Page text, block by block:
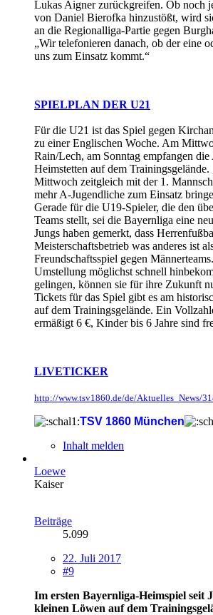
Lukas Aigner zurückgreifen. Ob noch
von Daniel Bierofka hinzustößt, wird
an die Regionalliga-Partie gegen
„Wir telefonieren danach, ob der eine
uns zum Einsatz kommt.“
SPIELPLAN DER U21
Für die U21 ist das Spiel gegen
zu einer Englischen Woche. Am
Rain/Lech, am Sonntag empfangen
Heimstetten auf dem
Mittwoch zeitgleich mit der 1.
mehr A-Jugendliche zum Einsatz
Gerade für die U19-Spieler, die den
Teams stellt, sei die Bayernliga eine
Jungs haben gemerkt, dass
Meisterschaftsbetrieb was anderes ist
Freundschaftsspiel gegen
Umstellung möglichst schnell
gelingen, können sie für ihre Zukunft
Tickets für das Spiel gibt es am
auf dem Trainingsgelände. Ein
ermäßigt 6 €, Kinder bis 6 Jahre sind
LIVETICKER
http://www.tsv1860.de/de/Aktuelles_News/
TSV 1860 München
Inhalt melden
Loewe
Kaiser
Beiträge
5.099
22. Juli 2017
#9
Im ersten Bayernliga-Heimspiel seit
kleinen Löwen auf dem